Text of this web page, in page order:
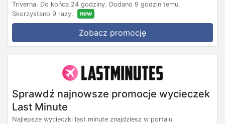
Triverna. Do końca 24 godziny. Dodano 9 godzin temu.
Skorzystano 9 razy.
new
Zobacz promocję
Sprawdź najnowsze promocje wycieczek
Last Minute
Najlepsze wycieczki last minute znajdziesz w portalu